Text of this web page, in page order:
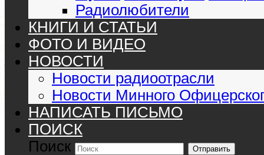
Радиолюбители
КНИГИ И СТАТЬИ
ФОТО И ВИДЕО
НОВОСТИ
Новости радиоотрасли
Новости Минного
НАПИСАТЬ ПИСЬМО
ПОИСК
Поиск
Отправить